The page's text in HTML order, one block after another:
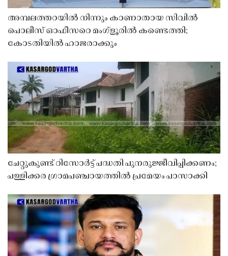
അമ്പലത്തറയിൽ നിന്നും കാണാതായ സിവിൽ
പൊലീസ് ഓഫീസറെ മംഗ്ളൂരിൽ കണ്ടെത്തി;
കോടതിയിൽ ഹാജരാക്കും
ചേറ്റുകുണ്ട് റിസോർട്ട് പദ്ധതി പുനരുജ്ജീവിപ്പിക്കണം;
പള്ളിക്കര ഗ്രാമപഞ്ചായത്തിൽ പ്രമേയം പാസാക്കി